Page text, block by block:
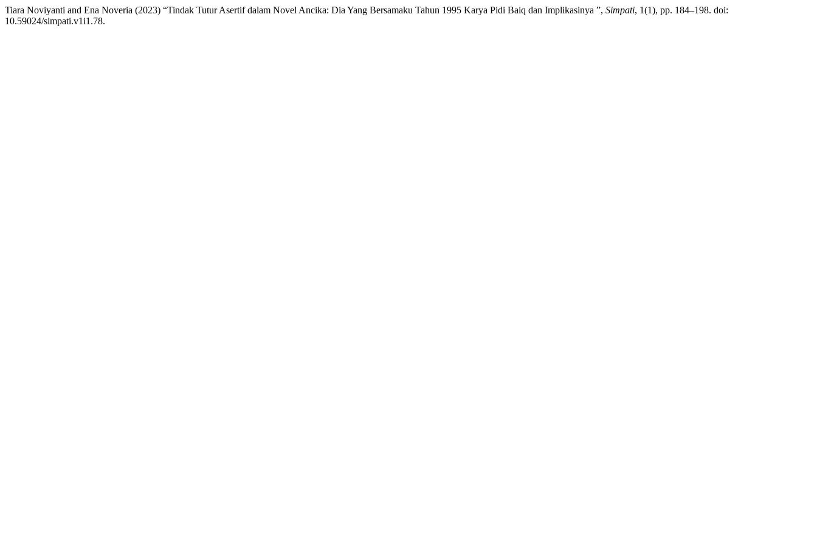
Tiara Noviyanti and Ena Noveria (2023) “Tindak Tutur Asertif dalam Novel Ancika: Dia Yang Bersamaku Tahun 1995 Karya Pidi Baiq dan Implikasinya ”, Simpati, 1(1), pp. 184–198. doi:
10.59024/simpati.v1i1.78.